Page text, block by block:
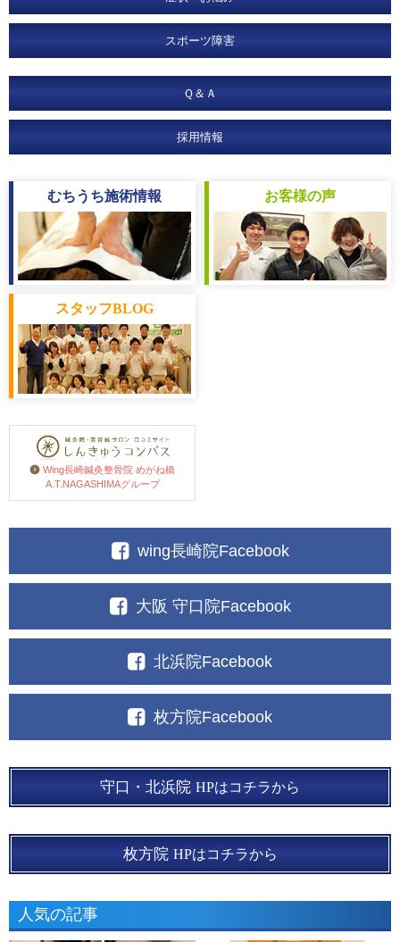
スポーツ障害
Ｑ＆Ａ
採用情報
むちうち施術情報 お客様の声
スタッフBLOG
Wing長崎鍼灸整骨院 めがね橋
A.T.NAGASHIMAグループ
wing長崎院Facebook
大阪 守口院Facebook
北浜院Facebook
枚方院Facebook
守口・北浜院 HPはコチラから
枚方院 HPはコチラから
人気の記事